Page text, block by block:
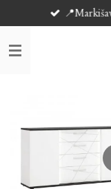
to
main
content